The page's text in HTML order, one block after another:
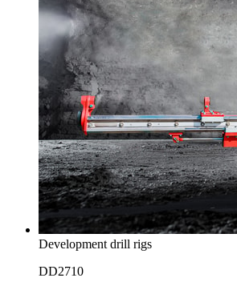
Development drill rigs
DD2710